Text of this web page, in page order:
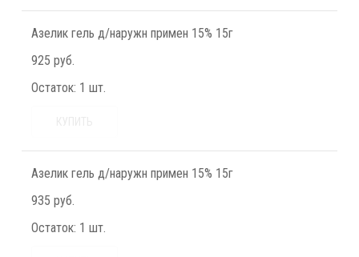
Азелик гель д/наружн примен 15% 15г
925 руб.
Остаток: 1 шт.
Азелик гель д/наружн примен 15% 15г
935 руб.
Остаток: 1 шт.